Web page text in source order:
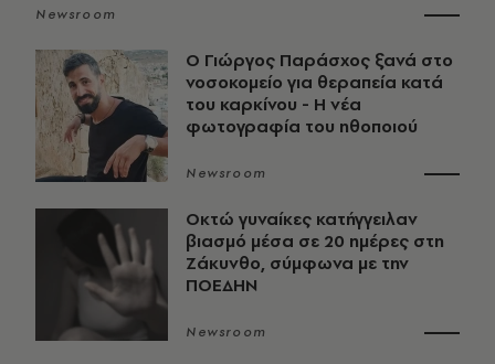
Newsroom
O Γιώργος Παράσχος ξανά στο
νοσοκομείο για θεραπεία κατά
του καρκίνου - Η νέα
φωτογραφία του ηθοποιού
Newsroom
Οκτώ γυναίκες κατήγγειλαν
βιασμό μέσα σε 20 ημέρες στη
Ζάκυνθο, σύμφωνα με την
ΠΟΕΔΗΝ
Newsroom